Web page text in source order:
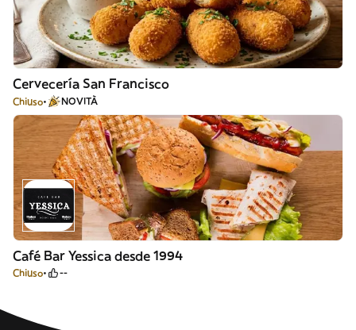
Cervecería San Francisco
Chiuso NOVITÀ
Café Bar Yessica desde 1994
Chiuso --